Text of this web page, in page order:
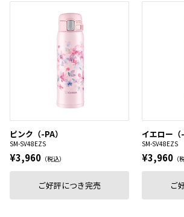
ピンク（-PA）
SM-SV48EZS
¥3,960 （税込）
ご好評につき完売
イエロー（-
SM-SV48EZS
¥3,960 （
ご